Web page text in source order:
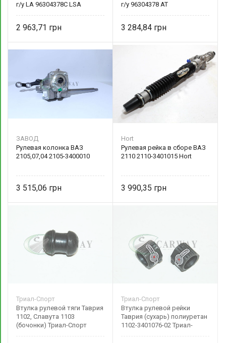
г/у LA 96304378С LSA
2 963,71
г/у 96304378 AT
3 284,84
ЗАВОД
Рулевая колонка ВАЗ
2105,07,04 2105-3400010
3 515,06
Hort
Рулевая рейка в сборе ВАЗ
2110 2110-3401015 Hort
3 990,35
Триал-Спорт
Втулка рулевой тяги Таврия
1102, Славута 1103
(бочонки) Триал-Спорт
Триал-Спорт
Втулка рулевой рейки
Таврия (сухарь) полиуретан
1102-3401076-02 Триал-